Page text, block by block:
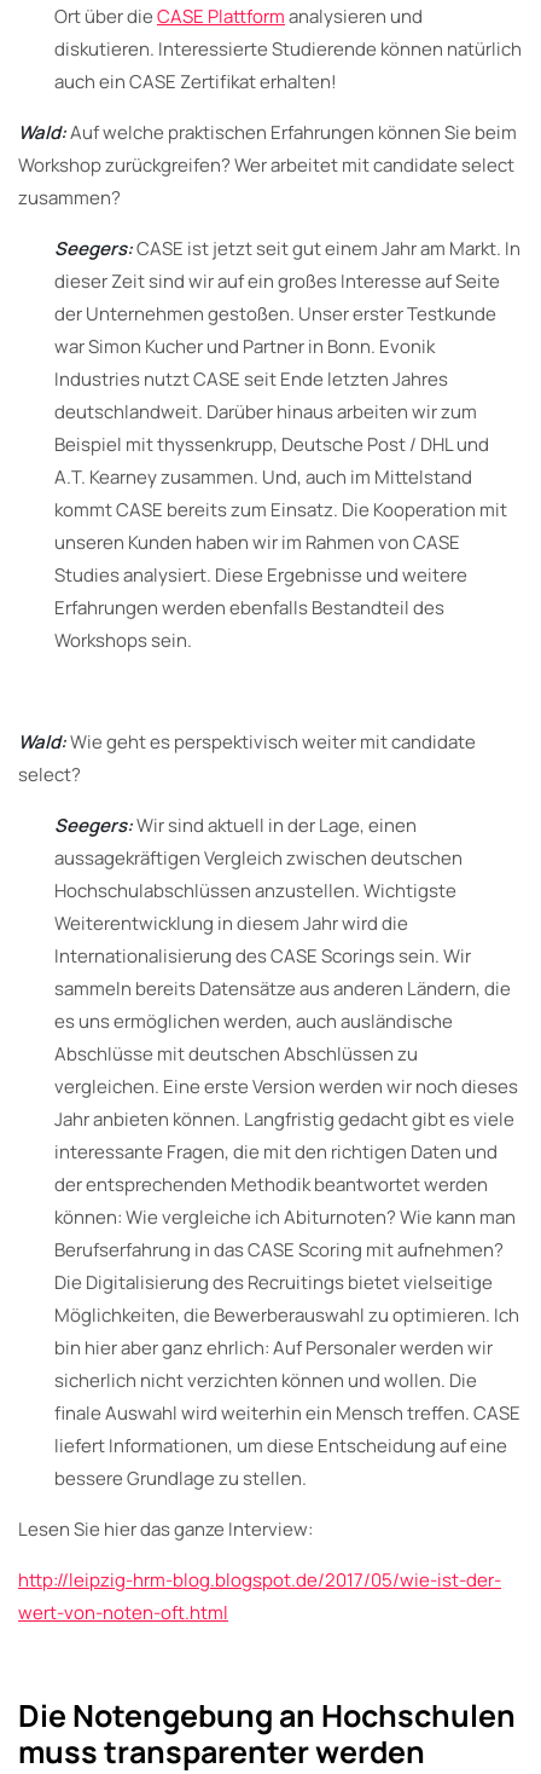
Ort über dieCASE Plattformanalysieren und
diskutieren. Interessierte Studierende können natürlich
auch ein CASE Zertifikat erhalten!
Wald:Auf welche praktischen Erfahrungen können Sie beim
Workshop zurückgreifen? Wer arbeitet mit candidate select
zusammen?
Seegers:CASE ist jetzt seit gut einem Jahr am Markt. In
dieser Zeit sind wir auf ein großes Interesse auf Seite
der Unternehmen gestoßen. Unser erster Testkunde
war Simon Kucher und Partner in Bonn. Evonik
Industries nutzt CASE seit Ende letzten Jahres
deutschlandweit. Darüber hinaus arbeiten wir zum
Beispiel mit thyssenkrupp, Deutsche Post / DHL und
A.T. Kearney zusammen. Und, auch im Mittelstand
kommt CASE bereits zum Einsatz. Die Kooperation mit
unseren Kunden haben wir im Rahmen von CASE
Studies analysiert. Diese Ergebnisse und weitere
Erfahrungen werden ebenfalls Bestandteil des
Workshops sein.
Wald:Wie geht es perspektivisch weiter mit candidate
select?
Seegers:Wir sind aktuell in der Lage, einen
aussagekräftigen Vergleich zwischen deutschen
Hochschulabschlüssen anzustellen. Wichtigste
Weiterentwicklung in diesem Jahr wird die
Internationalisierung des CASE Scorings sein. Wir
sammeln bereits Datensätze aus anderen Ländern, die
es uns ermöglichen werden, auch ausländische
Abschlüsse mit deutschen Abschlüssen zu
vergleichen. Eine erste Version werden wir noch dieses
Jahr anbieten können. Langfristig gedacht gibt es viele
interessante Fragen, die mit den richtigen Daten und
der entsprechenden Methodik beantwortet werden
können: Wie vergleiche ich Abiturnoten? Wie kann man
Berufserfahrung in das CASE Scoring mit aufnehmen?
Die Digitalisierung des Recruitings bietet vielseitige
Möglichkeiten, die Bewerberauswahl zu optimieren. Ich
bin hier aber ganz ehrlich: Auf Personaler werden wir
sicherlich nicht verzichten können und wollen. Die
finale Auswahl wird weiterhin ein Mensch treffen. CASE
liefert Informationen, um diese Entscheidung auf eine
bessere Grundlage zu stellen.
Lesen Sie hier das ganze Interview:
http://leipzig-hrm-blog.blogspot.de/2017/05/wie-ist-der-
wert-von-noten-oft.html
Die Notengebung an Hochschulen
muss transparenter werden